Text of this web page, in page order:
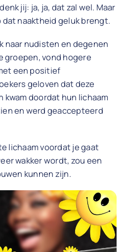
jij: ja, ja, dat zal wel. Maar
naaktheid geluk brengt.
naar nudisten en degenen
groepen, vond hogere
een positief
geloven dat deze
doordat hun lichaam
en werd geaccepteerd
lichaam voordat je gaat
wakker wordt, zou een
kunnen zijn.